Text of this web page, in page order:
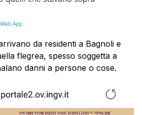
da residenti a Bagnoli e
flegrea, spesso soggetta a
danni a persone o cose.